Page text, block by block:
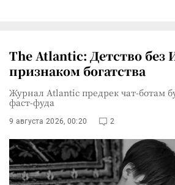
The Atlantic: Детство без
признаком богатства
Журнал Atlantic предрек чат-ботам
фаст-фуда
9 августа 2026, 00:20 2